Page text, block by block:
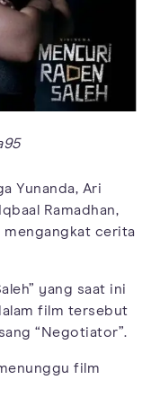
Yunanda, Ari
Ramadhan,
mengangkat cerita
yang saat ini
film tersebut
“Negotiator”.
film